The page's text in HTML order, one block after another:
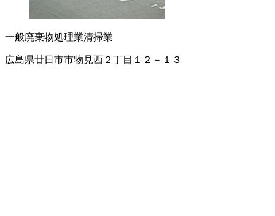
一般廃棄物処理業清掃業
広島県廿日市市物見西２丁目１２－１３